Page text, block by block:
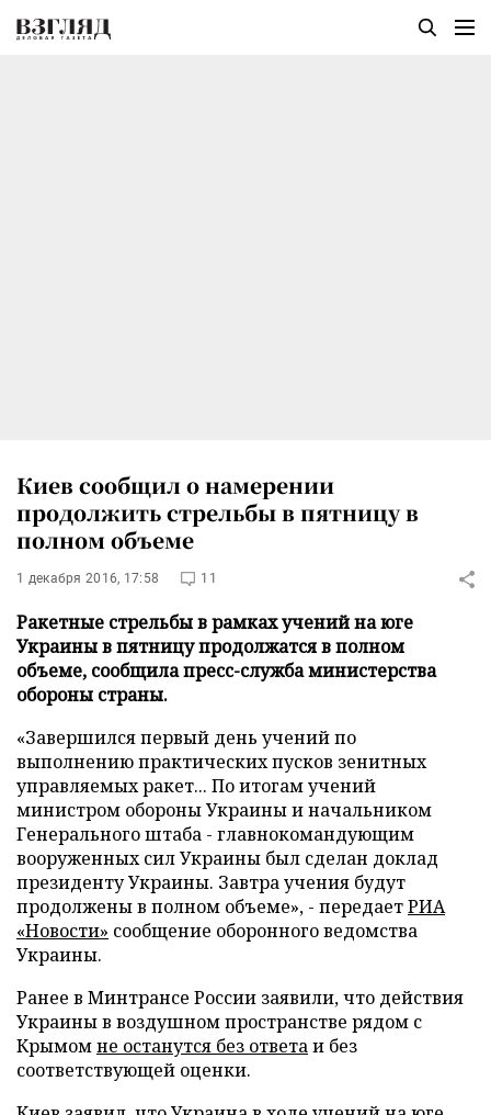
Киев сообщил о намерении
продолжить стрельбы в пятницу в
полном объеме
1 декабря 2016, 17:58 11
Ракетные стрельбы в рамках учений на юге
Украины в пятницу продолжатся в полном
объеме, сообщила пресс-служба министерства
обороны страны.
«Завершился первый день учений по
выполнению практических пусков зенитных
управляемых ракет... По итогам учений
министром обороны Украины и начальником
Генерального штаба - главнокомандующим
вооруженных сил Украины был сделан доклад
президенту Украины. Завтра учения будут
продолжены в полном объеме», - передаетРИА
«Новости» сообщение оборонного ведомства
Украины.
Ранее в Минтрансе России заявили, что действия
Украины в воздушном пространстве рядом с
Крымомне останутся без ответаи без
соответствующей оценки.